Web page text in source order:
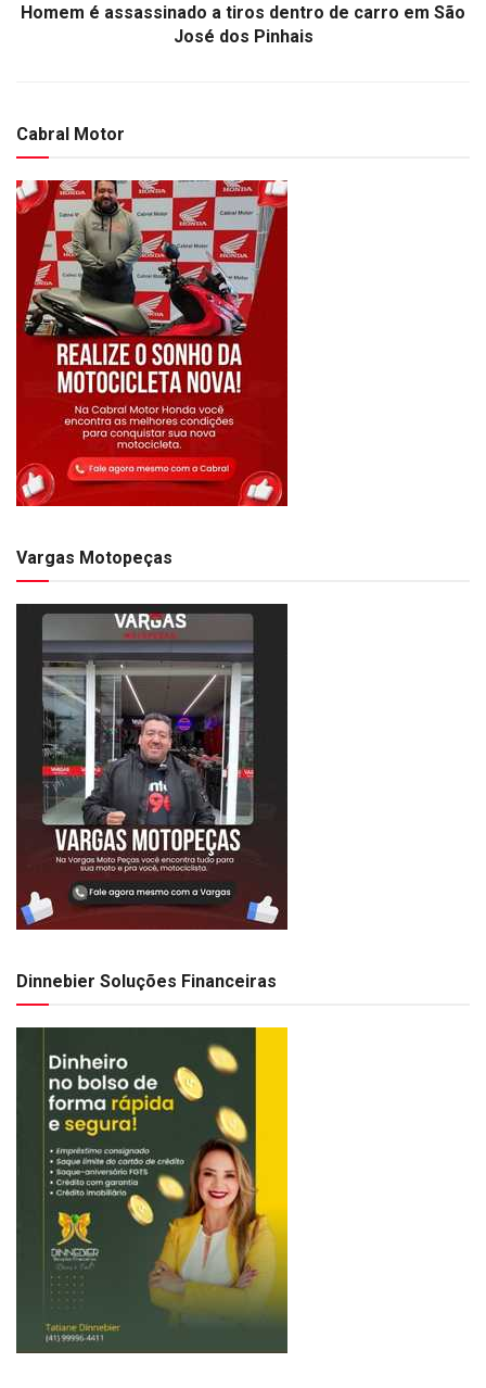
Homem é assassinado a tiros dentro de carro em São
José dos Pinhais
Cabral Motor
Vargas Motopeças
Dinnebier Soluções Financeiras